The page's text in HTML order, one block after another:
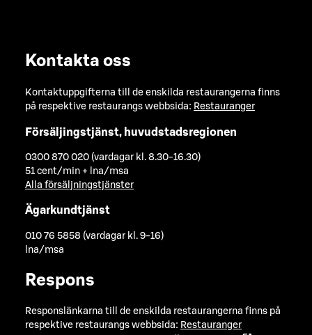
Kontakta oss
Kontaktuppgifterna till de enskilda restaurangerna finns
på respektive restaurangs webbsida: Restauranger
Försäljingstjänst, huvudstadsregionen
0300 870 020 (vardagar kl. 8.30-16.30)
51 cent/min + lna/msa
Alla försäljningstjänster
Ägarkundtjänst
010 76 5858 (vardagar kl. 9-16)
lna/msa
Respons
Responslänkarna till de enskilda restaurangerna finns på
respektive restaurangs webbsida: Restauranger